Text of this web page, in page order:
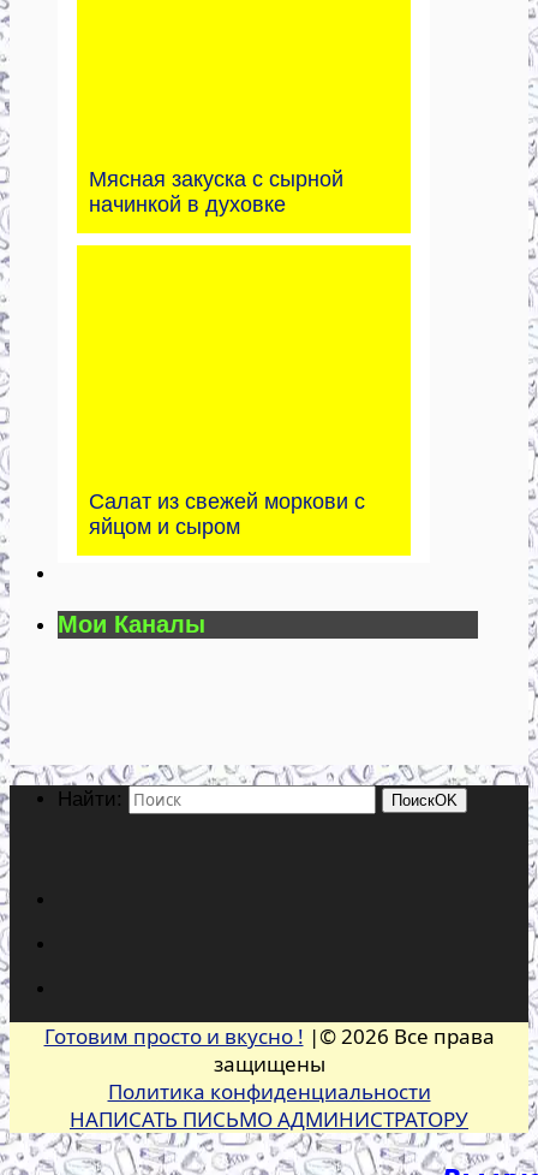
Мясная закуска с сырной
начинкой в духовке
Салат из свежей моркови с
яйцом и сыром
Мои Каналы
Найти: ПоискOK
Готовим просто и вкусно ! |© 2026 Все права
защищены
Политика конфиденциальности
НАПИСАТЬ ПИСЬМО АДМИНИСТРАТОРУ